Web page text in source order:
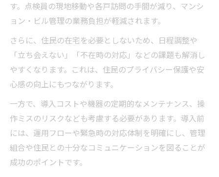
す。点検員の現地移動や各戸訪問の手間が減り、マンシ
ョン・ビル管理の業務負担が軽減されます。
さらに、住民の在宅を必要としないため、日程調整や
「立ち会えない」「不在時の対応」などの課題も解消し
やすくなります。これは、住民のプライバシー保護や安
心感の向上にもつながります。
一方で、導入コストや機器の定期的なメンテナンス、操
作ミスのリスクなども考慮する必要があります。導入前
には、運用フローや緊急時の対応体制を明確にし、管理
組合や住民との十分なコミュニケーションを図ることが
成功のポイントです。